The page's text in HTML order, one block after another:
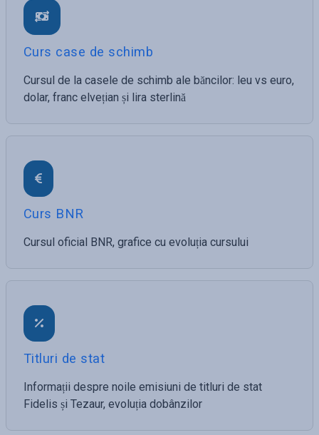
Curs case de schimb
Cursul de la casele de schimb ale băncilor: leu vs euro,
dolar, franc elvețian și lira sterlină
Curs BNR
Cursul oficial BNR, grafice cu evoluția cursului
Titluri de stat
Informații despre noile emisiuni de titluri de stat
Fidelis și Tezaur, evoluția dobânzilor